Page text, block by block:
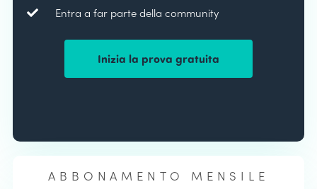
Entra a far parte della community
Inizia la prova gratuita
ABBONAMENTO MENSILE